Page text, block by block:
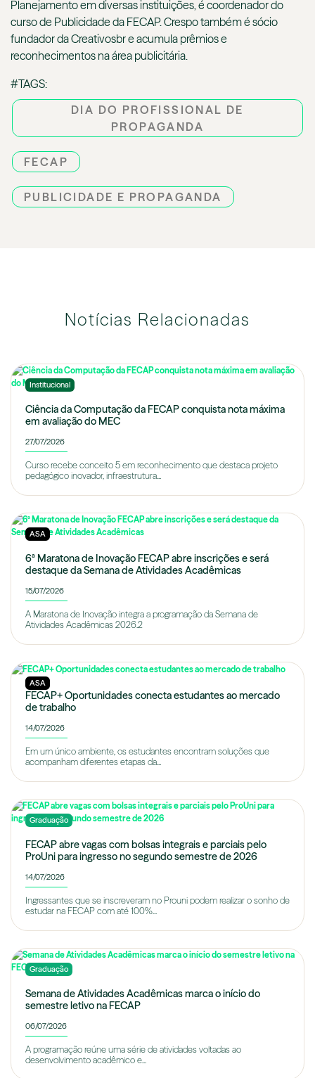
Planejamento em diversas instituições, é coordenador do
curso de Publicidade da FECAP. Crespo também é sócio
fundador da Creativosbr e acumula prêmios e
reconhecimentos na área publicitária.
#TAGS:
DIA DO PROFISSIONAL DE
PROPAGANDA
FECAP
PUBLICIDADE E PROPAGANDA
Notícias Relacionadas
Institucional
Ciência da Computação da FECAP conquista nota máxima
em avaliação do MEC
27/07/2026
Curso recebe conceito 5 em reconhecimento que destaca projeto
pedagógico inovador, infraestrutura...
ASA
6ª Maratona de Inovação FECAP abre inscrições e será
destaque da Semana de Atividades Acadêmicas
15/07/2026
A Maratona de Inovação integra a programação da Semana de
Atividades Acadêmicas 2026.2
ASA
FECAP+ Oportunidades conecta estudantes ao mercado
de trabalho
14/07/2026
Em um único ambiente, os estudantes encontram soluções que
acompanham diferentes etapas da...
Graduação
FECAP abre vagas com bolsas integrais e parciais pelo
ProUni para ingresso no segundo semestre de 2026
14/07/2026
Ingressantes que se inscreveram no Prouni podem realizar o sonho de
estudar na FECAP com até 100%...
Graduação
Semana de Atividades Acadêmicas marca o início do
semestre letivo na FECAP
06/07/2026
A programação reúne uma série de atividades voltadas ao
desenvolvimento acadêmico e...